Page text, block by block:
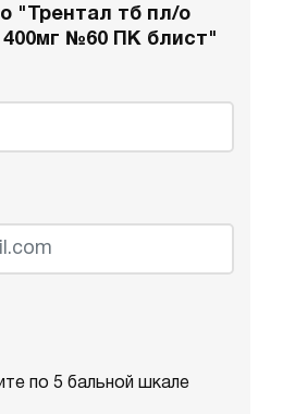
"Трентал тб пл/о
400мг №60 ПК блист"
по 5 бальной шкале